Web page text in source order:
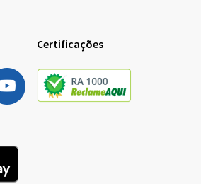
Certificações